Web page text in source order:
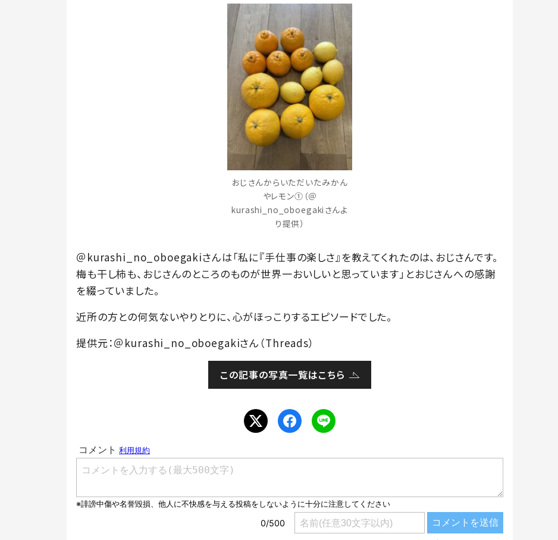
おじさんからいただいたみかん
やレモン①（＠
kurashi_no_oboegakiさんよ
り提供）
＠kurashi_no_oboegakiさんは「私に『手仕事の楽しさ』を教えてくれたのは、おじさんです。
梅も干し柿も、おじさんのところのものが世界一おいしいと思っています」とおじさんへの感謝
を綴っていました。
近所の方との何気ないやりとりに、心がほっこりするエピソードでした。
提供元：＠kurashi_no_oboegakiさん（Threads）
この記事の写真一覧はこちら